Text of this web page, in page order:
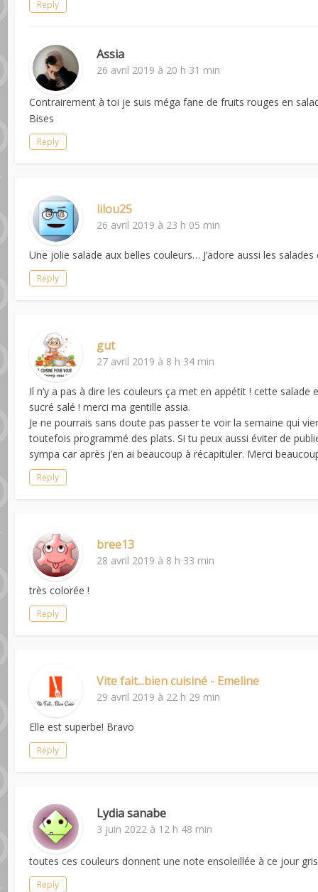
Reply
Assia
26 avril 2019 à 20 h 31 min
Contrairement à toi je suis méga fane de fruits rouges en
Bises
Reply
lilou25
26 avril 2019 à 23 h 05 min
Une jolie salade aux belles couleurs… J’adore aussi les
Reply
gut
27 avril 2019 à 8 h 34 min
Il n’y a pas à dire les couleurs ça met en appétit ! cette
sucré salé ! merci ma gentille assia.
Je ne pourrais sans doute pas passer te voir la semaine qui
toutefois programmé des plats. Si tu peux aussi éviter de
sympa car après j’en ai beaucoup à récapituler. Merci
Reply
bree13
28 avril 2019 à 8 h 33 min
très colorée !
Reply
Vite fait...bien cuisiné - Emeline
29 avril 2019 à 22 h 29 min
Elle est superbe! Bravo
Reply
Lydia sanabe
3 juin 2022 à 12 h 48 min
toutes ces couleurs donnent une note ensoleillée à ce jour
Reply